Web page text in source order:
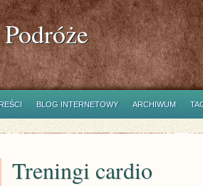
BLOG INTERNETOWY ARCHIWUM
Treningi cardio